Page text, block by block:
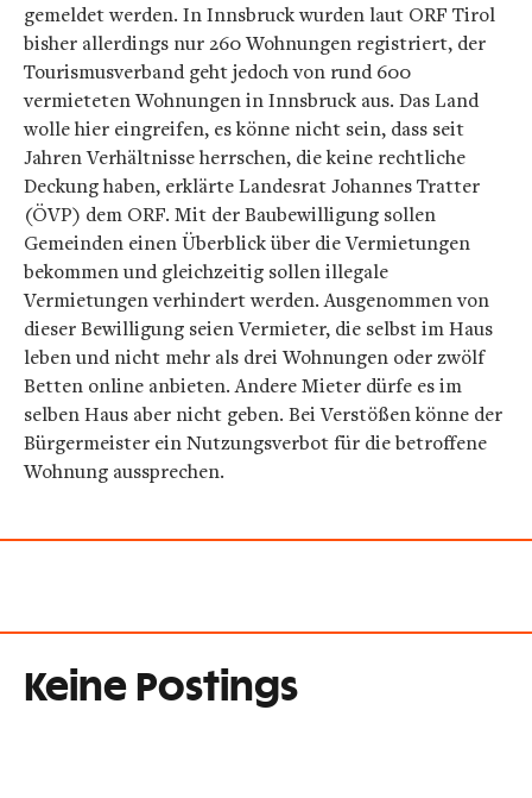
gemeldet werden. In Innsbruck wurden laut ORF Tirol
bisher allerdings nur 260 Wohnungen registriert, der
Tourismusverband geht jedoch von rund 600
vermieteten Wohnungen in Innsbruck aus. Das Land
wolle hier eingreifen, es könne nicht sein, dass seit
Jahren Verhältnisse herrschen, die keine rechtliche
Deckung haben, erklärte Landesrat Johannes Tratter
(ÖVP) dem ORF. Mit der Baubewilligung sollen
Gemeinden einen Überblick über die Vermietungen
bekommen und gleichzeitig sollen illegale
Vermietungen verhindert werden. Ausgenommen von
dieser Bewilligung seien Vermieter, die selbst im Haus
leben und nicht mehr als drei Wohnungen oder zwölf
Betten online anbieten. Andere Mieter dürfe es im
selben Haus aber nicht geben. Bei Verstößen könne der
Bürgermeister ein Nutzungsverbot für die betroffene
Wohnung aussprechen.
Keine Postings